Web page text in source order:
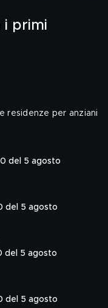
i primi
residenze per anziani
del 5 agosto
del 5 agosto
del 5 agosto
del 5 agosto